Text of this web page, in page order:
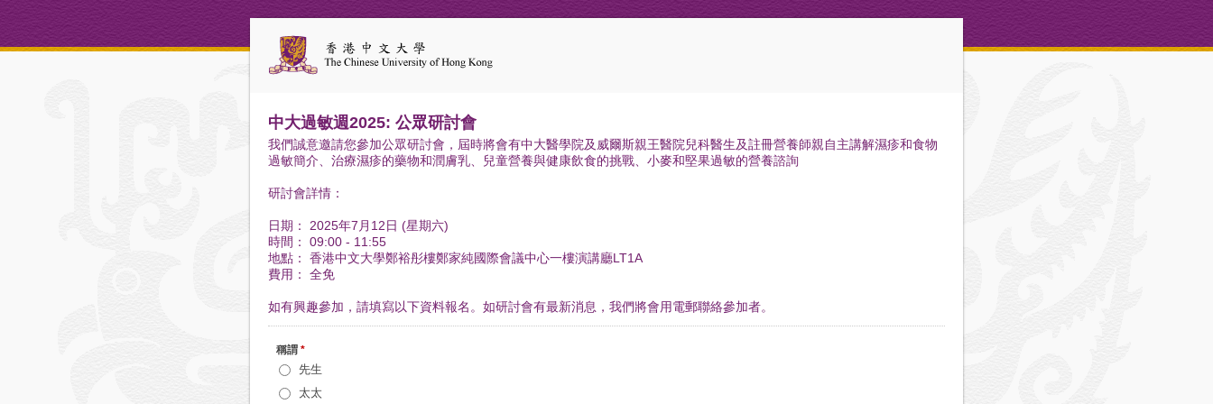
中大過敏週2025: 公眾研討會
我們誠意邀請您參加公眾研討會，屆時將會有中大醫學院及威爾斯親王醫院兒科醫生及註冊營養師親自主講解濕疹和食物
過敏簡介、治療濕疹的藥物和潤膚乳、兒童營養與健康飲食的挑戰、小麥和堅果過敏的營養諮詢
研討會詳情：
日期： 2025年7月12日 (星期六)
時間： 09:00 - 11:55
地點： 香港中文大學鄭裕彤樓鄭家純國際會議中心一樓演講廳LT1A
費用： 全免
如有興趣參加，請填寫以下資料報名。如研討會有最新消息，我們將會用電郵聯絡參加者。
稱謂 *
先生
太太